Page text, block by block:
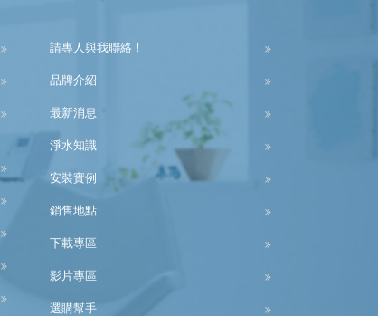
請專人與我聯絡！
品牌介紹
最新消息
淨水知識
安裝實例
銷售地點
下載專區
影片專區
選購幫手